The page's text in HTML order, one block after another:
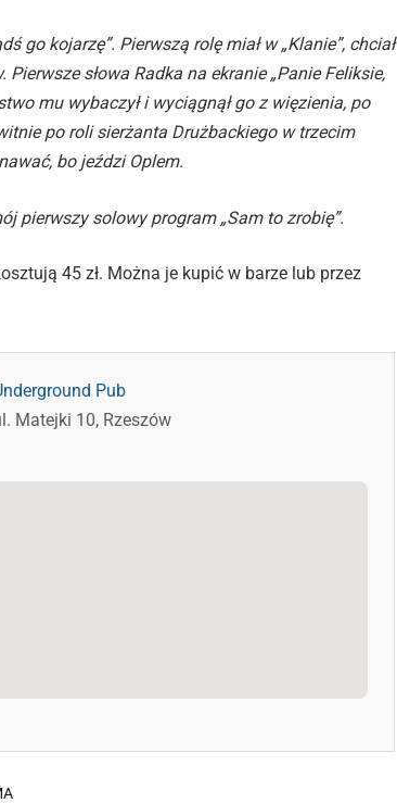
go kojarzę”. Pierwszą rolę miał w „Klanie”, chciał
słowa Radka na ekranie „Panie Feliksie,
mu wybaczył i wyciągnął go z więzienia, po
po roli sierżanta Drużbackiego w trzecim
bo jeździ Oplem.
pierwszy solowy program „Sam to zrobię”.
45 zł. Można je kupić w barze lub przez
Pub
Matejki 10, Rzeszów